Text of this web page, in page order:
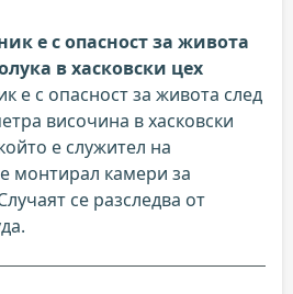
е с опасност за живота
в хасковски цех
е с опасност за живота след
височина в хасковски
е служител на
монтирал камери за
се разследва от